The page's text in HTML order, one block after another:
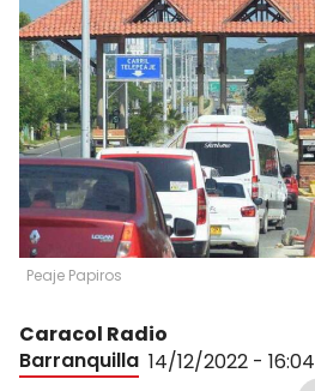
Peaje Papiros
Caracol Radio
Barranquilla 14/12/2022 - 16:04